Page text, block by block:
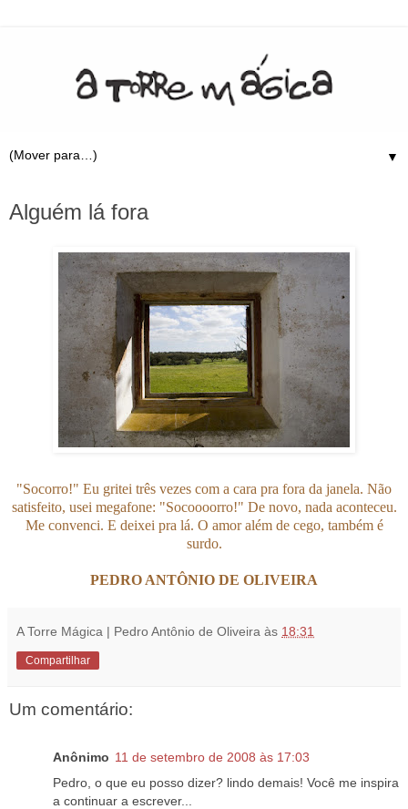
▼
Alguém lá fora
"Socorro!" Eu gritei três vezes com a cara pra fora da janela. Não
satisfeito, usei megafone: "Socoooorro!" De novo, nada aconteceu.
Me convenci. E deixei pra lá. O amor além de cego, também é
surdo.
PEDRO ANTÔNIO DE OLIVEIRA
A Torre Mágica | Pedro Antônio de Oliveira às 18:31
Compartilhar
Um comentário:
Anônimo 11 de setembro de 2008 às 17:03
Pedro, o que eu posso dizer? lindo demais! Você me inspira
a continuar a escrever...